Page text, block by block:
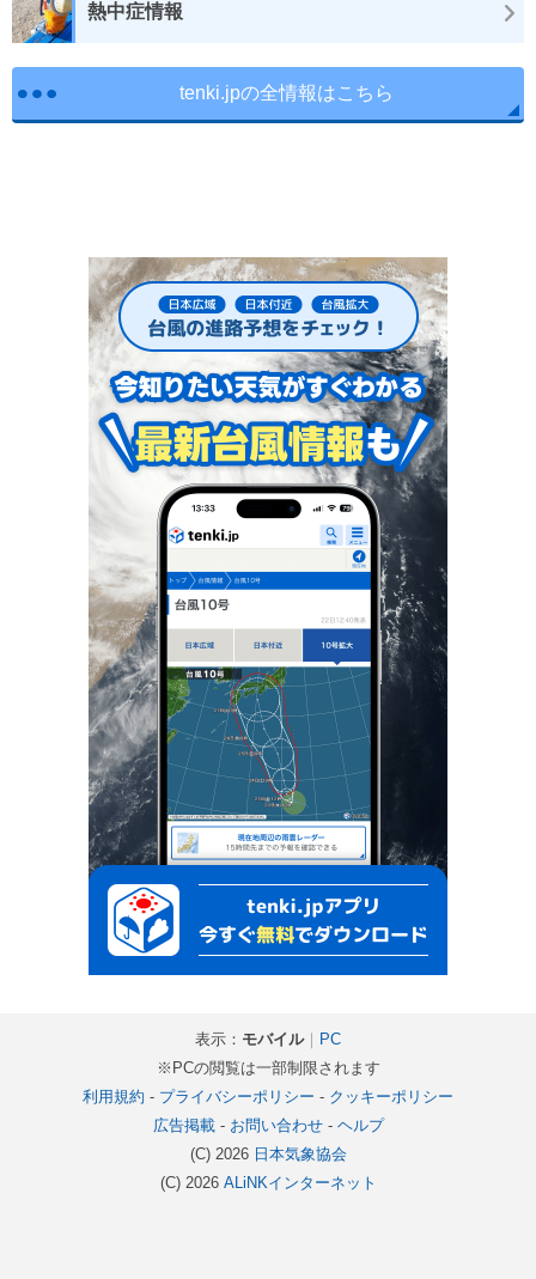
熱中症情報
tenki.jpの全情報はこちら
表示： モバイル｜
PC
※PCの閲覧は一部制限されます
利用規約 - プライバシーポリシー - クッキーポリシー
広告掲載- お問い合わせ- ヘルプ
(C) 2026 日本気象協会
(C) 2026 ALiNKインターネット